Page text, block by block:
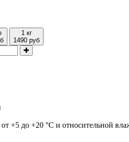
1 кг
1490 руб
+5 до +20 °C и относительной